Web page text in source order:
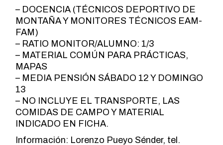
– DOCENCIA (TÉCNICOS DEPORTIVO DE
MONTAÑA Y MONITORES TÉCNICOS EAM-
FAM)
– RATIO MONITOR/ALUMNO: 1/3
– MATERIAL COMÚN PARA PRÁCTICAS,
MAPAS
– MEDIA PENSIÓN SÁBADO 12 Y DOMINGO
13
– NO INCLUYE EL TRANSPORTE, LAS
COMIDAS DE CAMPO Y MATERIAL
INDICADO EN FICHA.
Información: Lorenzo Pueyo Sénder, tel.